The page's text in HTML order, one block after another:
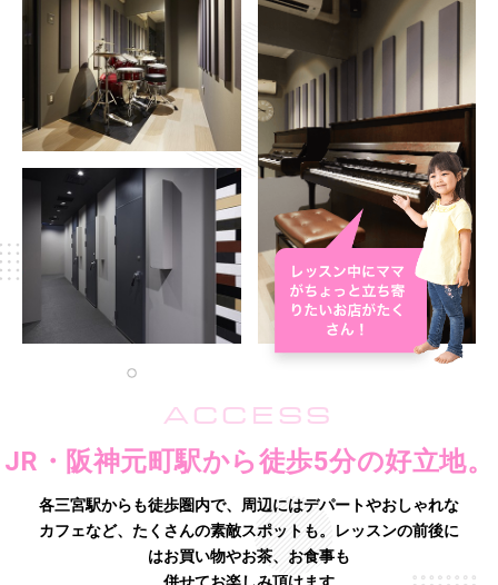
ACCESS
JR・阪神元町駅から徒歩5分の好立地。
各三宮駅からも徒歩圏内で、周辺にはデパートやおしゃれな
カフェなど、たくさんの素敵スポットも。
レッスンの前後に
はお買い物やお茶、お食事も